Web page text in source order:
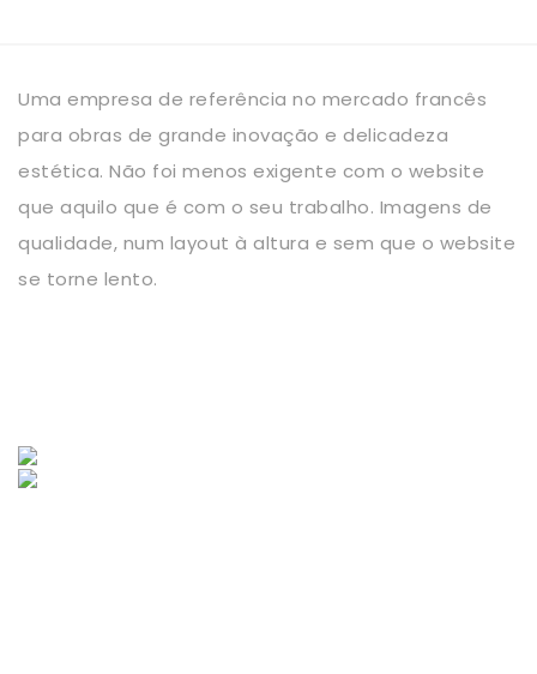
Uma empresa de referência no mercado francês
para obras de grande inovação e delicadeza
estética. Não foi menos exigente com o website
que aquilo que é com o seu trabalho. Imagens de
qualidade, num layout à altura e sem que o website
se torne lento.